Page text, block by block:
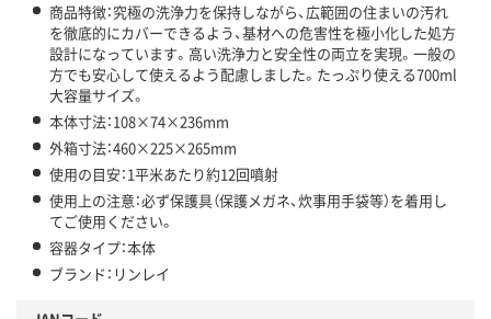
商品特徴：究極の洗浄力を保持しながら、広範囲の住まいの汚れ
を徹底的にカバーできるよう、基材への危害性を極小化した処方
設計になっています。高い洗浄力と安全性の両立を実現。一般の
方でも安心して使えるよう配慮しました。たっぷり使える700ml
大容量サイズ。
本体寸法：108×74×236mm
外箱寸法：460×225×265mm
使用の目安：1平米あたり約12回噴射
使用上の注意：必ず保護具（保護メガネ、炊事用手袋等）を着用し
てご使用ください。
容器タイプ：本体
ブランド：リンレイ